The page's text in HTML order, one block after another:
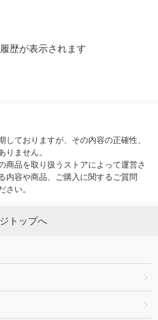
歴が表示されます
ておりますが、その内容の正確性、
りません。
商品を取り扱うストアによって運営さ
内容や商品、ご購入に関するご質問
さい。
トップへ